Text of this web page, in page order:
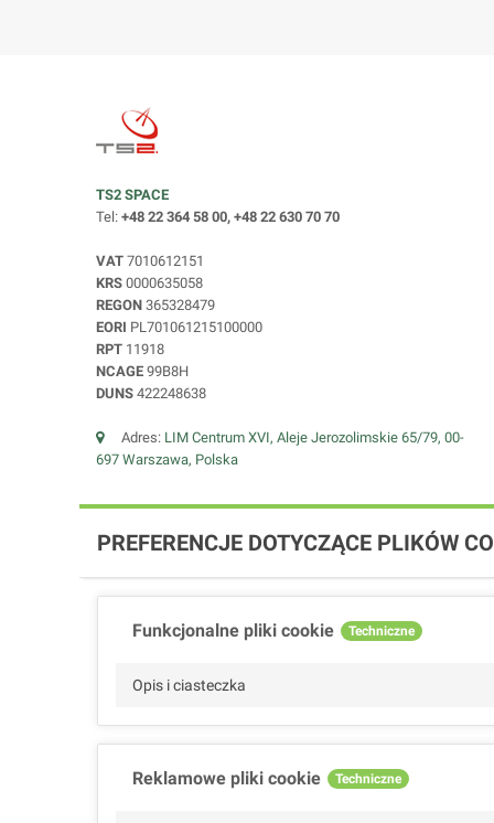
TS2 SPACE
Tel: +48 22 364 58 00, +48 22 630 70 70
VAT 7010612151
KRS 0000635058
REGON 365328479
EORI PL701061215100000
RPT 11918
NCAGE 99B8H
DUNS 422248638
Adres: LIM Centrum XVI, Aleje Jerozolimskie 65/79, 00-
697 Warszawa, Polska
PREFERENCJE DOTYCZĄCE PLIKÓW
Funkcjonalne pliki cookie Techniczne
Opis i ciasteczka
Reklamowe pliki cookie Techniczne